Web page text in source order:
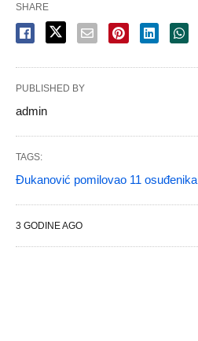
SHARE
PUBLISHED BY
admin
TAGS:
Đukanović pomilovao 11 osuđenika
3 GODINE AGO